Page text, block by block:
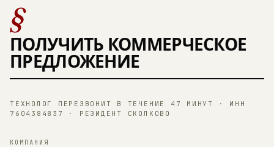
§
ПОЛУЧИТЬ КОММЕРЧЕСКОЕ
ПРЕДЛОЖЕНИЕ
ТЕХНОЛОГ ПЕРЕЗВОНИТ В ТЕЧЕНИЕ 47 МИНУТ · ИНН
7604384837 · РЕЗИДЕНТ СКОЛКОВО
КОМПАНИЯ